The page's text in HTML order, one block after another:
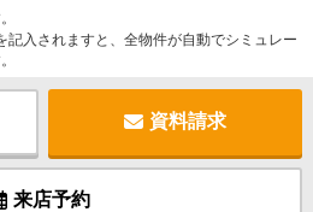
記入されますと、全物件が自動でシミュレー
資料請求
来店予約